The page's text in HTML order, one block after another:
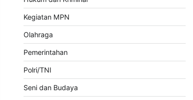
Kegiatan MPN
Olahraga
Pemerintahan
Polri/TNI
Seni dan Budaya